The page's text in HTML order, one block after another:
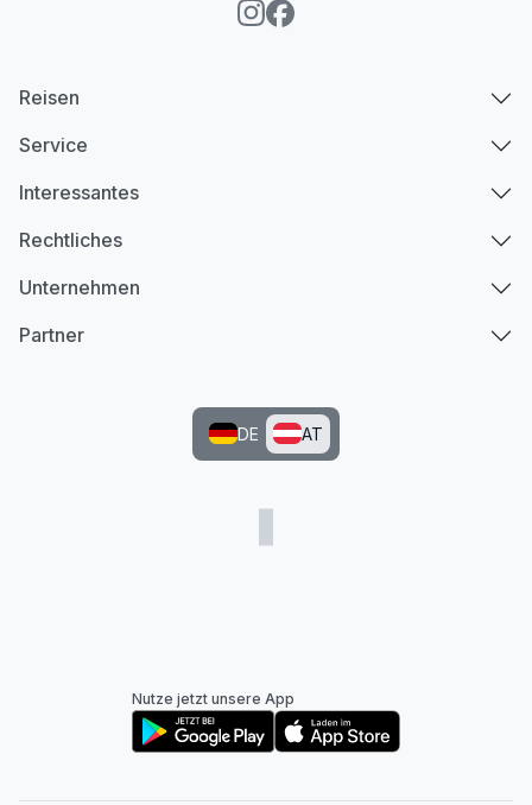
Reisen
Service
Interessantes
Rechtliches
Unternehmen
Partner
DE AT
Nutze jetzt unsere App